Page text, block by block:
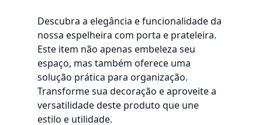
Descubra a elegância e funcionalidade da
nossa espelheira com porta e prateleira.
Este item não apenas embeleza seu
espaço, mas também oferece uma
solução prática para organização.
Transforme sua decoração e aproveite a
versatilidade deste produto que une
estilo e utilidade.